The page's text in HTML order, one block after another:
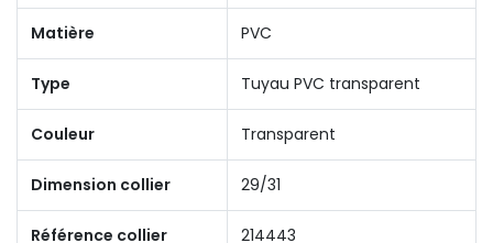
Matière PVC
Type Tuyau PVC transparent
Couleur Transparent
Dimension collier 29/31
Référence collier 214443